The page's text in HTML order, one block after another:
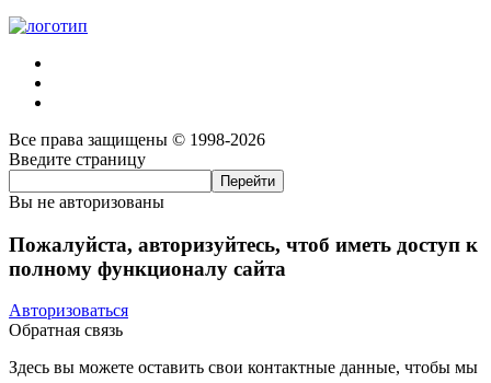
Все права защищены © 1998-2026
Введите страницу
Вы не авторизованы
Пожалуйста, авторизуйтесь, чтоб иметь доступ к
полному функционалу сайта
Авторизоваться
Обратная связь
Здесь вы можете оставить свои контактные данные, чтобы мы